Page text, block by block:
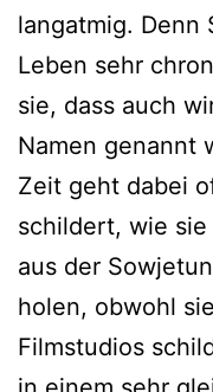
langatmig. Denn
Leben sehr
sie, dass auch
Namen genannt
Zeit geht dabei
schildert, wie
aus der
holen, obwohl
Filmstudios